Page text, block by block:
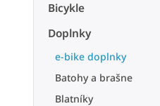
Bicykle
Doplnky
e-bike doplnky
Batohy a brašne
Blatníky